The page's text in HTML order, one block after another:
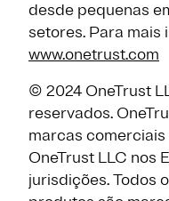
desde pequenas
setores. Para mais
www.onetrust.com
© 2024 OneTrust
reservados.
marcas
OneTrust LLC nos
jurisdições. Todos